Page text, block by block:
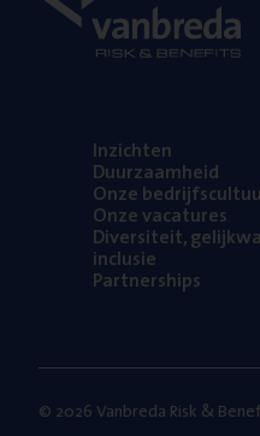
Inzich­ten
Duur­zaam­heid
Onze
Onze vaca­tu­res
Diver­si­teit,
inclusie
Part­ner­ships
© 2026 Vanbreda Risk &